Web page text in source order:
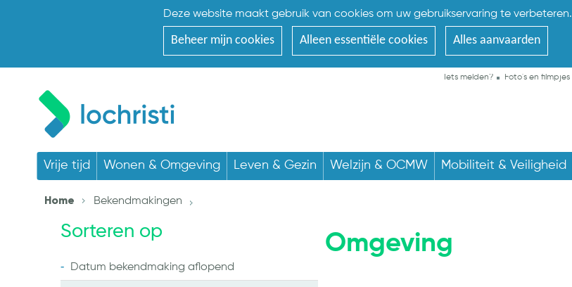
Deze website maakt gebruik van cookies om uw gebruikservaring te verbeteren.
Beheer mijn cookies Alleen essentiële cookies Alles aanvaarden
Iets melden? Foto's en filmpjes
Vrije tijd Wonen & Omgeving Leven & Gezin Welzijn & OCMW Mobiliteit & Veiligheid
Home Bekendmakingen
Omgeving
Sorteren op
Datum bekendmakingaflopend